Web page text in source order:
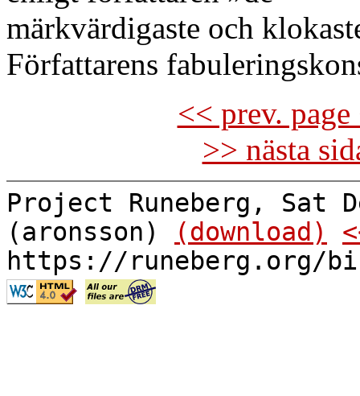
märkvärdigaste och
Författarens
<< prev.
>> nästa
Project Runeberg, Sat
(aronsson)
(download)
https://runeberg.org/